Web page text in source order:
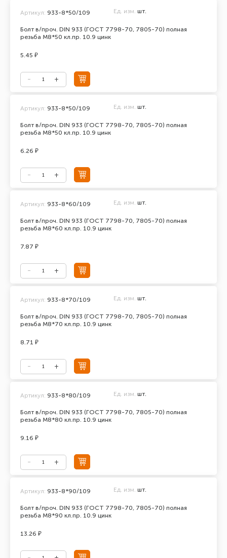
Болт в/проч. DIN 933 (ГОСТ 7798-70, 7805-70) полная
резьба М8*50 кл.пр. 10.9 цинк
Артикул: 933-8*50/109 Ед. изм. шт.
5.45 ₽
Болт в/проч. DIN 933 (ГОСТ 7798-70, 7805-70) полная
резьба М8*50 кл.пр. 10.9 цинк
Артикул: 933-8*50/109 Ед. изм. шт.
6.26 ₽
Болт в/проч. DIN 933 (ГОСТ 7798-70, 7805-70) полная
резьба М8*60 кл.пр. 10.9 цинк
Артикул: 933-8*60/109 Ед. изм. шт.
7.87 ₽
Болт в/проч. DIN 933 (ГОСТ 7798-70, 7805-70) полная
резьба М8*70 кл.пр. 10.9 цинк
Артикул: 933-8*70/109 Ед. изм. шт.
8.71 ₽
Болт в/проч. DIN 933 (ГОСТ 7798-70, 7805-70) полная
резьба М8*80 кл.пр. 10.9 цинк
Артикул: 933-8*80/109 Ед. изм. шт.
9.16 ₽
Болт в/проч. DIN 933 (ГОСТ 7798-70, 7805-70) полная
резьба М8*90 кл.пр. 10.9 цинк
Артикул: 933-8*90/109 Ед. изм. шт.
13.26 ₽